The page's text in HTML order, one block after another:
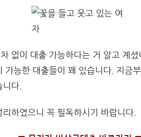
없이 대출 가능하다는 거 알고 계
가능한 대출들이 꽤 있습니다. 지금
다.
하였으니 꼭 필독하시기 바랍니다.